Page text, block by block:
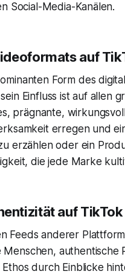
Social-Media-Kanälen.
auf
Form des
Einfluss ist auf allen
prägnante,
erregen und
erzählen oder ein
die jede Marke
auf TikTok
Feeds anderer
authentische
durch Einblicke